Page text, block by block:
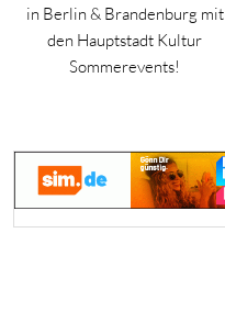
in Berlin & Brandenburg mit
den Hauptstadt Kultur
Sommerevents!